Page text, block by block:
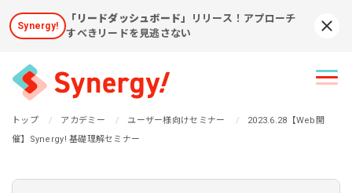
Synergy!
「リードダッシュボード」
リリース！アプローチ
すべきリードを見逃さない
トップ アカデミー ユーザー様向けセミナー
2023.6.28【Web開
催】Synergy! 基礎理解セミナー